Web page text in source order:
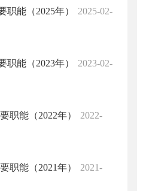
能（2025年）
2025-02-
能（2023年）
2023-02-
职能（2022年）
2022-
职能（2021年）
2021-